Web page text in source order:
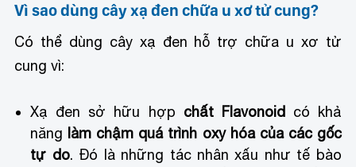
Vì sao dùng cây xạ đen chữa u xơ tử cung?
Có thể dùng cây xạ đen hỗ trợ chữa u xơ tử
cung vì:
Xạ đen sở hữu hợp chất Flavonoid có khả
năng làm chậm quá trình oxy hóa của các gốc
tự do. Đó là những tác nhân xấu như tế bào